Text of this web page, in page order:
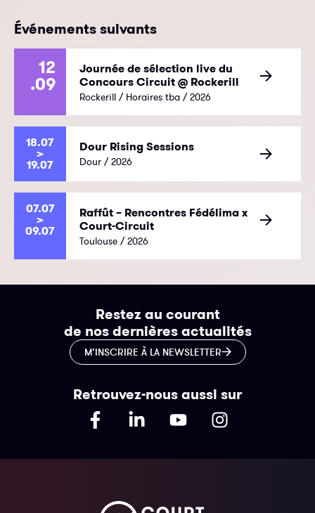
Événements suivants
12
.09
Journée de sélection live du
Concours Circuit @ Rockerill
Rockerill / Horaires tba / 2026
18.07
>
19.07
Dour Rising Sessions
Dour / 2026
07.07
>
09.07
Raffût – Rencontres Fédélima x
Court-Circuit
Toulouse / 2026
Restez au courant
de nos dernières actualités
M’INSCRIRE À LA NEWSLETTER
Retrouvez-nous aussi sur